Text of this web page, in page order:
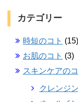
カテゴリー
時短のコト (15)
お肌のコト (3)
スキンケアの
クレンジ